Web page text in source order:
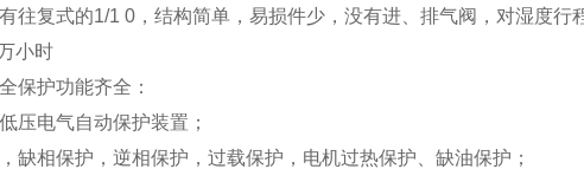
往复式的1/1 0，结构简单，易损件少，没有进、排气阀，对湿度行
小时
保护功能齐全：
压电气自动保护装置；
缺相保护，逆相保护，过载保护，电机过热保护、缺油保护；